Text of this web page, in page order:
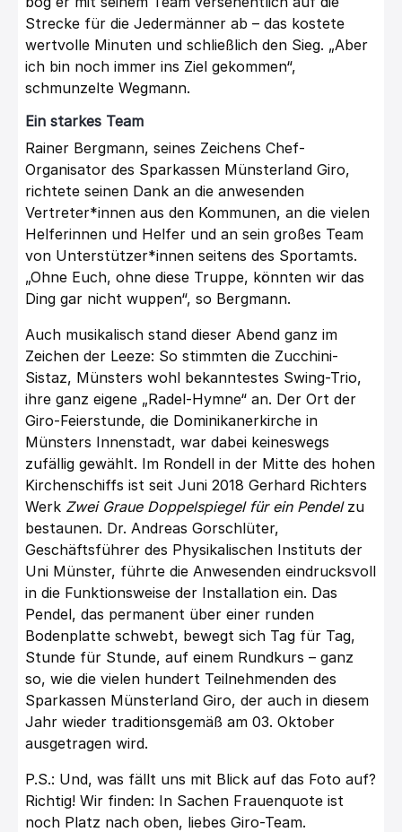
Strecke für die Jedermänner ab – das kostete
wertvolle Minuten und schließlich den Sieg. „Aber
ich bin noch immer ins Ziel gekommen“,
schmunzelte Wegmann.
Ein starkes Team
Rainer Bergmann, seines Zeichens Chef-
Organisator des Sparkassen Münsterland Giro,
richtete seinen Dank an die anwesenden
Vertreter*innen aus den Kommunen, an die vielen
Helferinnen und Helfer und an sein großes Team
von Unterstützer*innen seitens des Sportamts.
„Ohne Euch, ohne diese Truppe, könnten wir das
Ding gar nicht wuppen“, so Bergmann.
Auch musikalisch stand dieser Abend ganz im
Zeichen der Leeze: So stimmten die Zucchini-
Sistaz, Münsters wohl bekanntestes Swing-Trio,
ihre ganz eigene „Radel-Hymne“ an. Der Ort der
Giro-Feierstunde, die Dominikanerkirche in
Münsters Innenstadt, war dabei keineswegs
zufällig gewählt. Im Rondell in der Mitte des hohen
Kirchenschiffs ist seit Juni 2018 Gerhard Richters
Werk Zwei Graue Doppelspiegel für ein Pendelzu
bestaunen. Dr. Andreas Gorschlüter,
Geschäftsführer des Physikalischen Instituts der
Uni Münster, führte die Anwesenden eindrucksvoll
in die Funktionsweise der Installation ein. Das
Pendel, das permanent über einer runden
Bodenplatte schwebt, bewegt sich Tag für Tag,
Stunde für Stunde, auf einem Rundkurs – ganz
so, wie die vielen hundert Teilnehmenden des
Sparkassen Münsterland Giro, der auch in diesem
Jahr wieder traditionsgemäß am 03. Oktober
ausgetragen wird.
P.S.: Und, was fällt uns mit Blick auf das Foto auf?
Richtig! Wir finden: In Sachen Frauenquote ist
noch Platz nach oben, liebes Giro-Team.